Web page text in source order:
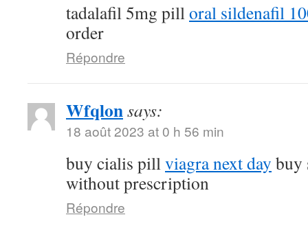
tadalafil 5mg pilloral sildenafil
order
Répondre
Wfqlonsays:
18 août 2023 at 0 h 56 min
buy cialis pillviagra next day buy
without prescription
Répondre